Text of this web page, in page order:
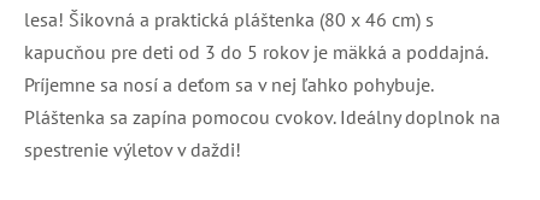
lesa! Šikovná a praktická pláštenka (80 x 46 cm) s
kapucňou pre deti od 3 do 5 rokov je mäkká a poddajná.
Príjemne sa nosí a deťom sa v nej ľahko pohybuje.
Pláštenka sa zapína pomocou cvokov. Ideálny doplnok na
spestrenie výletov v daždi!